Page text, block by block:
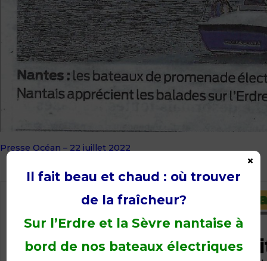
Presse Océan – 22 juillet 2022
Il fait beau et chaud : où trouver
de la fraîcheur?
Sur l’Erdre et la Sèvre nantaise à
bord de nos bateaux électriques
×